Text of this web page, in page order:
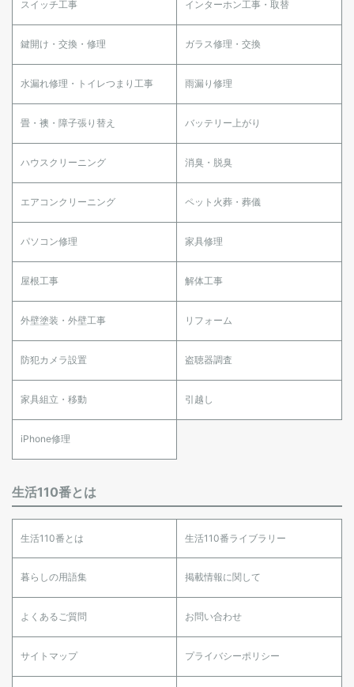
スイッチ工事 インターホン工事・取替
鍵開け・交換・修理 ガラス修理・交換
水漏れ修理・トイレつまり工事 雨漏り修理
畳・襖・障子張り替え バッテリー上がり
ハウスクリーニング 消臭・脱臭
エアコンクリーニング ペット火葬・葬儀
パソコン修理 家具修理
屋根工事 解体工事
外壁塗装・外壁工事 リフォーム
防犯カメラ設置 盗聴器調査
家具組立・移動 引越し
iPhone修理
生活110番とは
生活110番とは 生活110番ライブラリー
暮らしの用語集 掲載情報に関して
よくあるご質問 お問い合わせ
サイトマップ プライバシーポリシー